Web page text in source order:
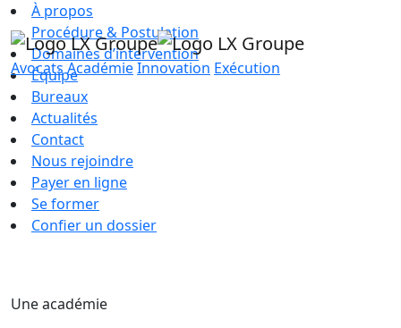
AvocatsAcadémieInnovation Exécution
À propos
Procédure & Postulation
Domaines d’intervention
Équipe
Bureaux
Actualités
Contact
Nous rejoindre
Payer en ligne
Se former
Confier un dossier
Une académie